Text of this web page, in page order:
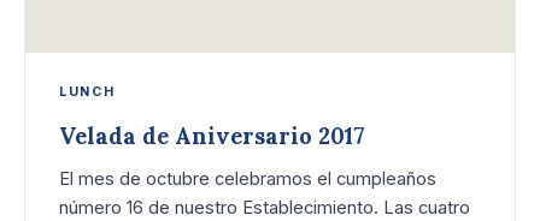
LUNCH
Velada de Aniversario 2017
El mes de octubre celebramos el cumpleaños
número 16 de nuestro Establecimiento. Las cuatro